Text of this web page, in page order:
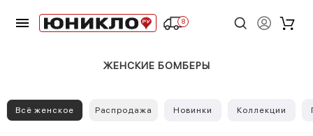
8
ЖЕНСКИЕ БОМБЕРЫ
Всё женское Распродажа Новинки Коллекции